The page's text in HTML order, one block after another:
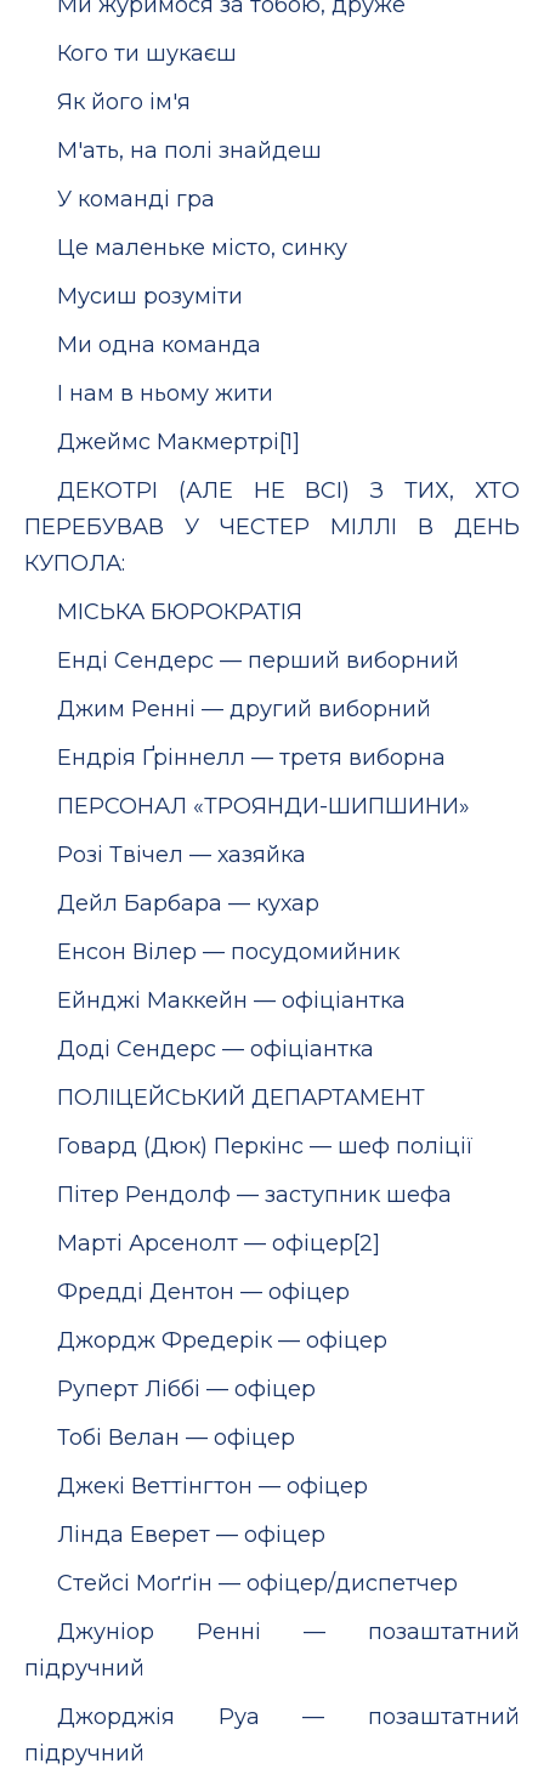
Кого ти шукаєш
Як його ім'я
М'ать, на полі знайдеш
У команді гра
Це маленьке місто, синку
Мусиш розуміти
Ми одна команда
І нам в ньому жити
Джеймс Макмертрі[1]
ДЕКОТРІ (АЛЕ НЕ ВСІ) З ТИХ, ХТО
ПЕРЕБУВАВ У ЧЕСТЕР МІЛЛІ В ДЕНЬ
КУПОЛА:
МІСЬКА БЮРОКРАТІЯ
Енді Сендерс — перший виборний
Джим Ренні — другий виборний
Ендрія Ґріннелл — третя виборна
ПЕРСОНАЛ «ТРОЯНДИ-ШИПШИНИ»
Розі Твічел — хазяйка
Дейл Барбара — кухар
Енсон Вілер — посудомийник
Ейнджі Маккейн — офіціантка
Доді Сендерс — офіціантка
ПОЛІЦЕЙСЬКИЙ ДЕПАРТАМЕНТ
Говард (Дюк) Перкінс — шеф поліції
Пітер Рендолф — заступник шефа
Марті Арсенолт — офіцер[2]
Фредді Дентон — офіцер
Джордж Фредерік — офіцер
Руперт Ліббі — офіцер
Тобі Велан — офіцер
Джекі Веттінгтон — офіцер
Лінда Еверет — офіцер
Стейсі Моґґін — офіцер/диспетчер
Джуніор Ренні — позаштатний
підручний
Джорджія Руа — позаштатний
підручний